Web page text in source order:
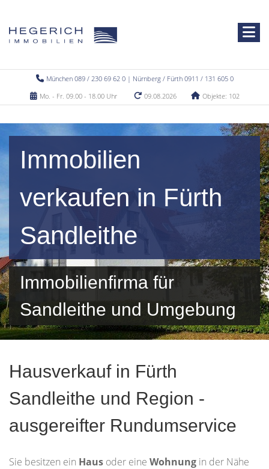
München 089 / 230 69 62 0 | Nürnberg / Fürth 0911 / 131 605 0
Mo. - Fr. 09.00 - 18.00 Uhr
09.08.2026 Objekte: 102
Immobilien
verkaufen in Fürth
Sandleithe
Immobilienfirma für
Sandleithe und Umgebung
Hausverkauf in Fürth
Sandleithe und Region -
ausgereifter Rundumservice
Sie besitzen ein Haus oder eine Wohnung in der Nähe